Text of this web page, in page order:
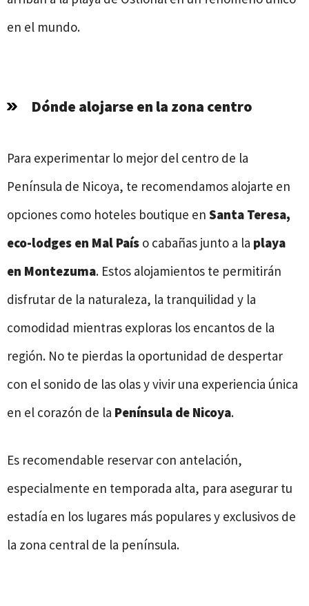
en el mundo.
Dónde alojarse en la zona centro
Para experimentar lo mejor del centro de la
Península de Nicoya, te recomendamos alojarte en
opciones como hoteles boutique en Santa Teresa,
eco-lodges en Mal País o cabañas junto a la playa
en Montezuma. Estos alojamientos te permitirán
disfrutar de la naturaleza, la tranquilidad y la
comodidad mientras exploras los encantos de la
región. No te pierdas la oportunidad de despertar
con el sonido de las olas y vivir una experiencia única
en el corazón de la Península de Nicoya.
Es recomendable reservar con antelación,
especialmente en temporada alta, para asegurar tu
estadía en los lugares más populares y exclusivos de
la zona central de la península.